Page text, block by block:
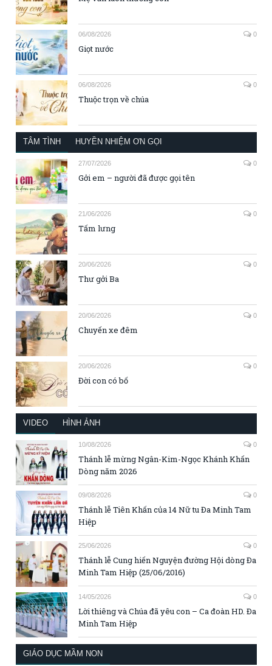
06/08/2026 0
Giọt nước
06/08/2026 0
Thuộc trọn về chúa
TÂM TÌNH HUYỀN NHIỆM ƠN GỌI
27/07/2026 0
Gởi em – người đã được gọi tên
21/06/2026 0
Tấm lưng
20/06/2026 0
Thư gởi Ba
20/06/2026 0
Chuyến xe đêm
20/06/2026 0
Đời con có bố
VIDEO HÌNH ẢNH
10/08/2026 0
Thánh lễ mừng Ngân-Kim-Ngọc Khánh Khấn
Dòng năm 2026
09/08/2026 0
Thánh lễ Tiên Khấn của 14 Nữ tu Đa Minh Tam
Hiệp
25/06/2026 0
Thánh lễ Cung hiến Nguyện đường Hội dòng Đa
Minh Tam Hiệp (25/06/2016)
14/05/2026 0
Lời thiêng và Chúa đã yêu con – Ca đoàn HD. Đa
Minh Tam Hiệp
GIÁO DỤC MẦM NON